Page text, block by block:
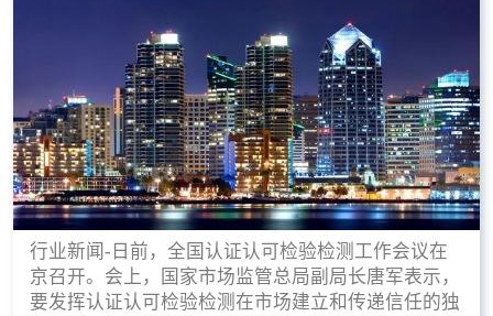
行业新闻-日前，全国认证认可检验检测工作会议在
京召开。会上，国家市场监管总局副局长唐军表示，
要发挥认证认可检验检测在市场建立和传递信任的独